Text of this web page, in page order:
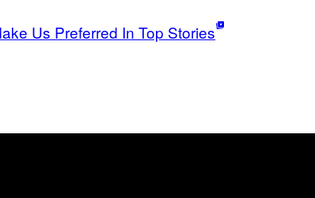
Us Preferred In Top Stories